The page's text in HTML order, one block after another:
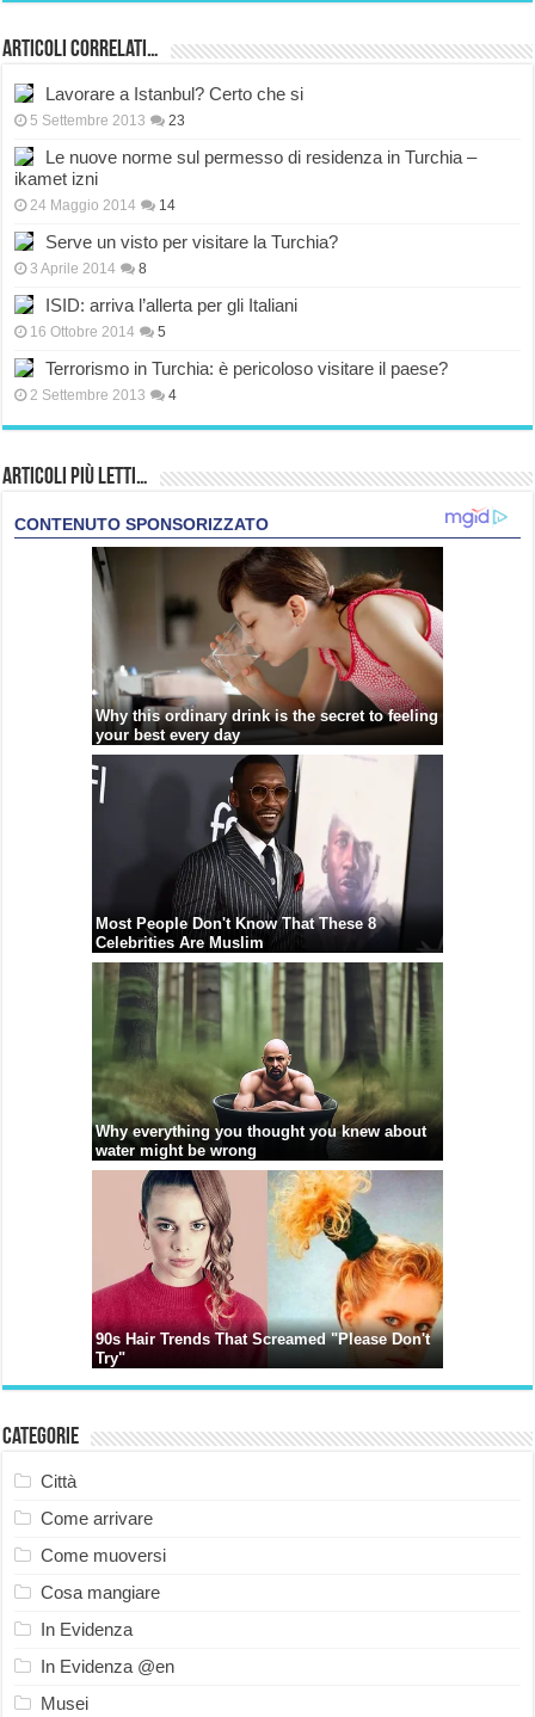
Articoli correlati…
Lavorare a Istanbul? Certo che si
5 Settembre 2013 23
Le nuove norme sul permesso di residenza in Turchia –
ikamet izni
24 Maggio 2014 14
Serve un visto per visitare la Turchia?
3 Aprile 2014 8
ISID: arriva l’allerta per gli Italiani
16 Ottobre 2014 5
Terrorismo in Turchia: è pericoloso visitare il paese?
2 Settembre 2013 4
Articoli più Letti…
Categorie
Città
Come arrivare
Come muoversi
Cosa mangiare
In Evidenza
In Evidenza @en
Musei